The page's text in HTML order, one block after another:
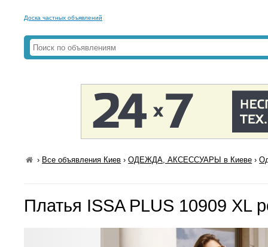
Доска частных объявлений
› Все объявления Киев ›ОДЕЖДА, АКСЕССУАРЫ в Киеве ›
Платья ISSA PLUS 10909 XL